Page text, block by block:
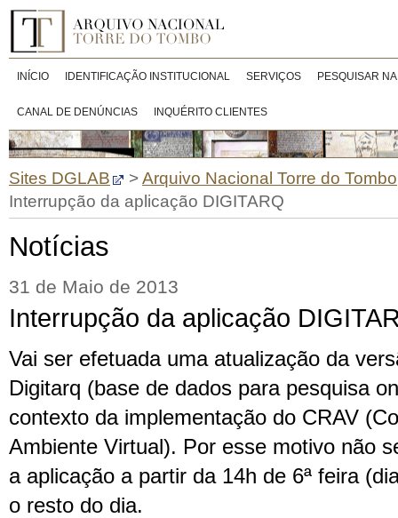
INÍCIO IDENTIFICAÇÃO INSTITUCIONAL SERVIÇOS PESQUISAR
CANAL DE DENÚNCIAS INQUÉRITO CLIENTES
Sites DGLAB >Arquivo Nacional Torre do Tombo
Interrupção da aplicação DIGITARQ
Notícias
31 de Maio de 2013
Interrupção da aplicação
Vai ser efetuada uma atualização da
Digitarq (base de dados para pesquisa
contexto da implementação do CRAV
Ambiente Virtual). Por esse motivo não
a aplicação a partir da 14h de 6ª feira
o resto do dia.